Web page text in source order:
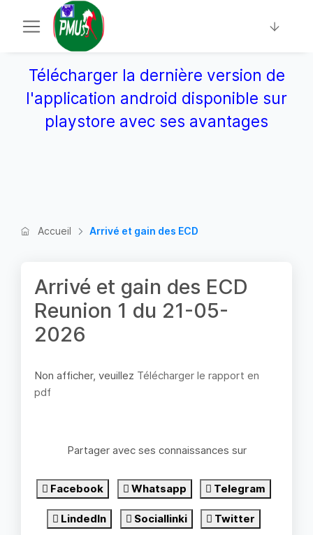
Télécharger la dernière version de
l'application android disponible sur
playstore avec ses avantages
Accueil Arrivé et gain des ECD
Arrivé et gain des ECD
Reunion 1 du 21-05-
2026
Non afficher, veuillez Télécharger le rapport en
pdf
Partager avec ses connaissances sur
Facebook Whatsapp Telegram
LindedIn Sociallinki Twitter